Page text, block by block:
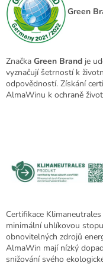
Green
Značka Green Brand je
vyznačují šetrností k
odpovědností. Získání
AlmaWinu k ochraně
Certifikace
minimální uhlíkovou
obnovitelných zdrojů
AlmaWin mají nízký
snižování svého